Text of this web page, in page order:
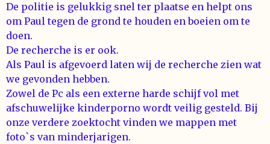
De politie is gelukkig snel ter plaatse en helpt ons
om Paul tegen de grond te houden en boeien om te
doen.
De recherche is er ook.
Als Paul is afgevoerd laten wij de recherche zien wat
we gevonden hebben.
Zowel de Pc als een externe harde schijf vol met
afschuwelijke kinderporno wordt veilig gesteld. Bij
onze verdere zoektocht vinden we mappen met
foto`s van minderjarigen.